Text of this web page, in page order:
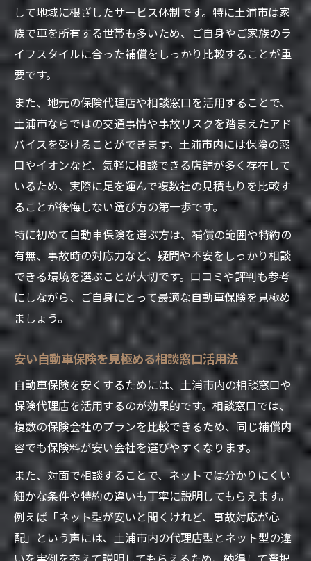
保険クリニック土浦を使った賢い情報収集
術
自動車保険選びで失敗しない土浦市の秘訣
自動車保険ワーストランキングに注意する
方法
信頼できる自動車保険会社の見極め方
土浦市で評判の自動車保険相談窓口とは
自動車保険選びで口コミを活用するポイン
ト
補償内容と保険料のバランスを再確認
もし安さ重視なら土浦の自動車保険比較を
自動車保険の最安プランを比較検証する方
法
土浦市で人気の保険代理店の特徴を知る
ネット型と代理店型自動車保険の違い解説
自動車保険の見積もりを活用した賢い選択
術
土浦イオンの保険相談サービスのメリット
補償バランスで考える土浦市の自動車保険
自動車保険の補償内容を比較する重要性
家族に合った補償バランスの見直し方
保険相談窓口で補償内容を具体的に確認
土浦 保険代理店が提案する補償プランの特
徴
して地域に根ざしたサービス体制です。特に土浦市は家
族で車を所有する世帯も多いため、ご自身やご家族のラ
イフスタイルに合った補償をしっかり比較することが重
要です。
また、地元の保険代理店や相談窓口を活用することで、
土浦市ならではの交通事情や事故リスクを踏まえたアド
バイスを受けることができます。土浦市内には保険の窓
口やイオンなど、気軽に相談できる店舗が多く存在して
いるため、実際に足を運んで複数社の見積もりを比較す
ることが後悔しない選び方の第一歩です。
特に初めて自動車保険を選ぶ方は、補償の範囲や特約の
有無、事故時の対応力など、疑問や不安をしっかり相談
できる環境を選ぶことが大切です。口コミや評判も参考
にしながら、ご自身にとって最適な自動車保険を見極め
ましょう。
安い自動車保険を見極める相談窓口活用法
自動車保険を安くするためには、土浦市内の相談窓口や
保険代理店を活用するのが効果的です。相談窓口では、
複数の保険会社のプランを比較できるため、同じ補償内
容でも保険料が安い会社を選びやすくなります。
また、対面で相談することで、ネットでは分かりにくい
細かな条件や特約の違いも丁寧に説明してもらえます。
例えば「ネット型が安いと聞くけれど、事故対応が心
配」という声には、土浦市内の代理店型とネット型の違